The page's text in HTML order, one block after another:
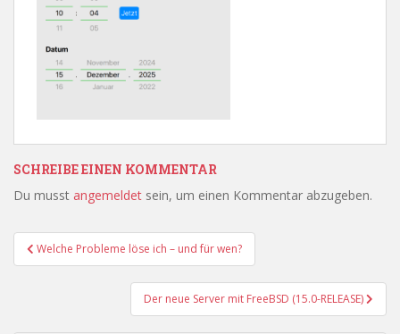
SCHREIBE EINEN KOMMENTAR
Du musst angemeldet sein, um einen Kommentar abzugeben.
Beitragsnavigation
Welche Probleme löse ich – und für wen?
Der neue Server mit FreeBSD (15.0-RELEASE)